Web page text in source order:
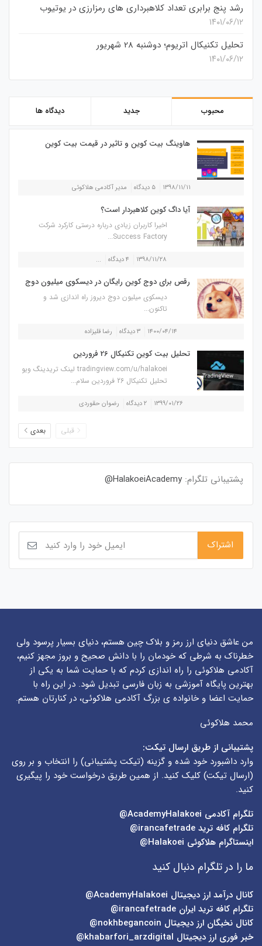
رشد پنج برابری تعداد کلاهبرداری های رمزارزی در یوتیوب
۱۴۰۱/۰۶/۱۲
تحلیل تکنیکال اتریوم؛ دوشنبه 28 شهریور
۱۴۰۱/۰۶/۱۲
محبوب جدید دیدگاه ها
هاوینگ بیت کوین و تاثیر در قیمت بیت کوین
۱۳۹۸/۱۱/۱۱ ۵ دیدگاه مدیر آکادمی هلاکوئی
آیا داگ کوین کلاهبردار است؟
اخیرا کاربران زیادی درباره درستی کارکرد شرکت
Success Factory...
۱۳۹۸/۱۱/۲۸ ۴ دیدگاه ...
رقص برای دوج کوین رایگان در دیسکوی میلیون دوج
دیسکوی میلیون دوج دیروز راه اندازی شد و
تاکنون...
۱۴۰۰/۰۴/۱۴ ۳ دیدگاه رضا قلیزاده
تحلیل بیت کوین تکنیکال 26 فروردین
tradingview.com/u/halakoei لینک تریدینگ ویو
تحلیل تکنیکال 26 فروردین سلام...
۱۳۹۹/۰۱/۲۶ ۲ دیدگاه رضوان حقوردی
قبلی بعدی
پشتیبانی تلگرام: HalakoeiAcademy@
من عاشق دنیای ارز رمز و بلاک چین هستم، دنیای بسیار پرسود ولی
خطرناک به شرطی که خودمان را با دانش صحیح و بروز مجهز کنیم،
آکادمی هلاکوئی را راه اندازی کردم که با حمایت شما به یکی از
بهترین پایگاه آموزشی به زبان فارسی تبدیل شود. در این راه با
حمایت اعضا و خانواده ی بزرگ آکادمی هلاکوئی، در کنارتان هستم.
محمد هلاکوئی
پشتیبانی از طریق ارسال تیکت:
وارد داشبورد خود شده و گزینه (تیکت پشتیبانی) را انتخاب و بر روی
(ارسال تیکت) کلیک کنید. از همین طریق درخواست خود را پیگیری
کنید.
تلگرام آکادمی
تلگرام کافه ترید irancafetrade@
اینستاگرام هلاکوئی Halakoei@
ما را در تلگرام دنبال کنید
کانال درآمد ارز دیجیتال AcademyHalakoei@
تلگرام کافه ترید ایران irancafetrade@
کانال نخبگان ارز دیجیتال nokhbegancoin@
خبر فوری ارز دیجیتال khabarfori_arzdigital@